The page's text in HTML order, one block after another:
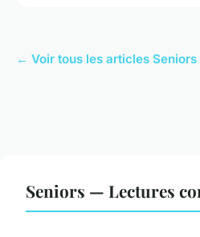
← Voir tous les articles Seniors
Seniors — Lectures